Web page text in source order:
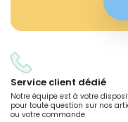
Service client dédié
Notre équipe est à votre
pour toute question sur nos
ou votre commande